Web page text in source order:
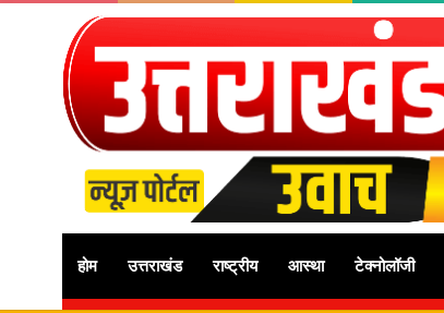
होम उत्तराखंड राष्ट्रीय आस्था टेक्नोलॉजी